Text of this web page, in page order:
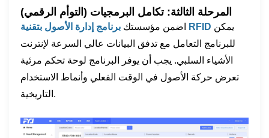
المرحلة الثالثة: تكامل البرمجيات (التوأم الرقمي)
اضمن مؤسستك برنامج إدارة الأصول بتقنية RFID يمكن
للبرنامج التعامل مع تدفق البيانات عالي السرعة لإنترنت
الأشياء السلبي. يجب أن يوفر البرنامج لوحة تحكم مرئية
تعرض حركة الأصول في الوقت الفعلي وأنماط الاستخدام
التاريخية.